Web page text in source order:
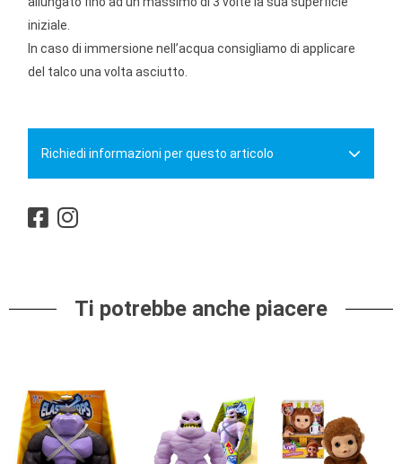
iniziale.
In caso di immersione nell’acqua consigliamo di applicare
del talco una volta asciutto.
Richiedi informazioni per questo articolo
Ti potrebbe anche piacere